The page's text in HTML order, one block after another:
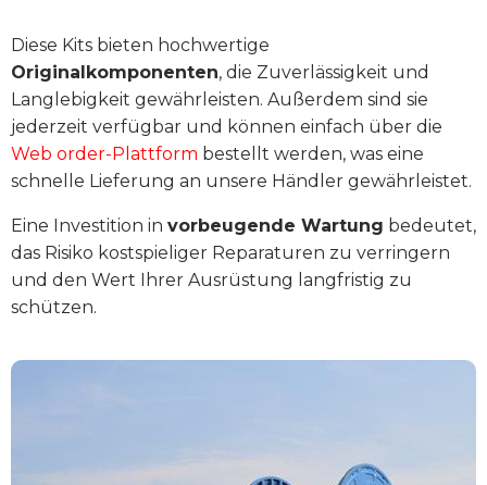
Diese Kits bieten hochwertige
Originalkomponenten, die Zuverlässigkeit und
Langlebigkeit gewährleisten. Außerdem sind sie
jederzeit verfügbar und können einfach über die
Web order-Plattform bestellt werden, was eine
schnelle Lieferung an unsere Händler gewährleistet.
Eine Investition in vorbeugende Wartung bedeutet,
das Risiko kostspieliger Reparaturen zu verringern
und den Wert Ihrer Ausrüstung langfristig zu
schützen.